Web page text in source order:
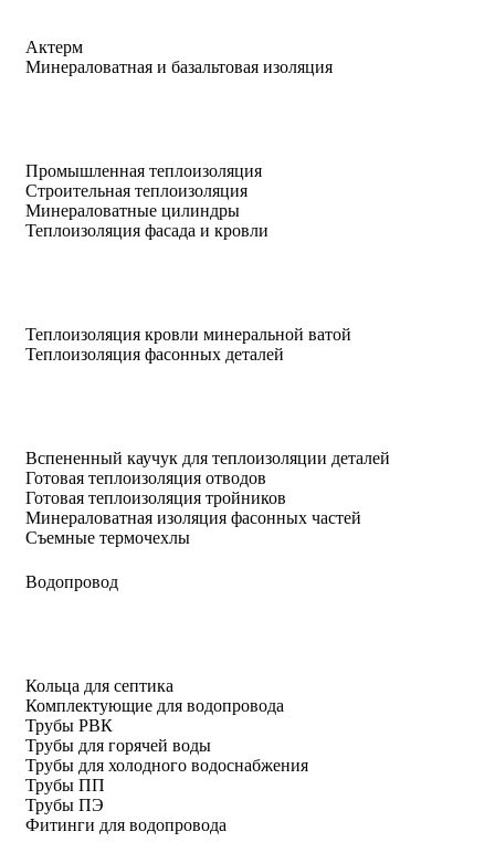
Актерм
Минераловатная и базальтовая изоляция
Промышленная теплоизоляция
Строительная теплоизоляция
Минераловатные цилиндры
Теплоизоляция фасада и кровли
Теплоизоляция кровли минеральной ватой
Теплоизоляция фасонных деталей
Вспененный каучук для теплоизоляции деталей
Готовая теплоизоляция отводов
Готовая теплоизоляция тройников
Минераловатная изоляция фасонных частей
Съемные термочехлы
Водопровод
Кольца для септика
Комплектующие для водопровода
Трубы РВК
Трубы для горячей воды
Трубы для холодного водоснабжения
Трубы ПП
Трубы ПЭ
Фитинги для водопровода